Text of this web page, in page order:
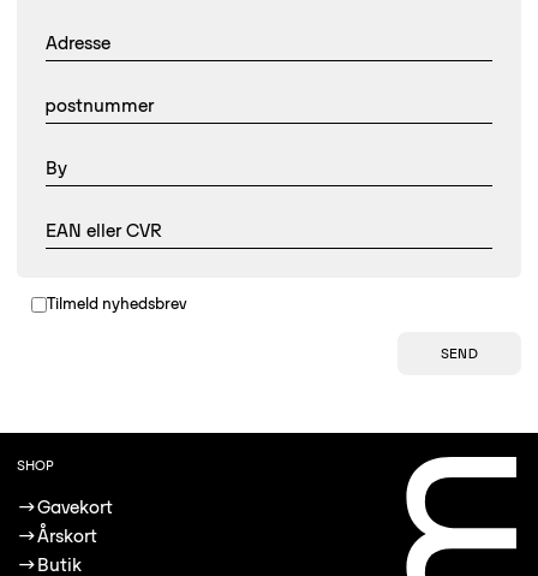
Tilmeld nyhedsbrev
SEND
SHOP
→Gavekort
→Årskort
→Butik